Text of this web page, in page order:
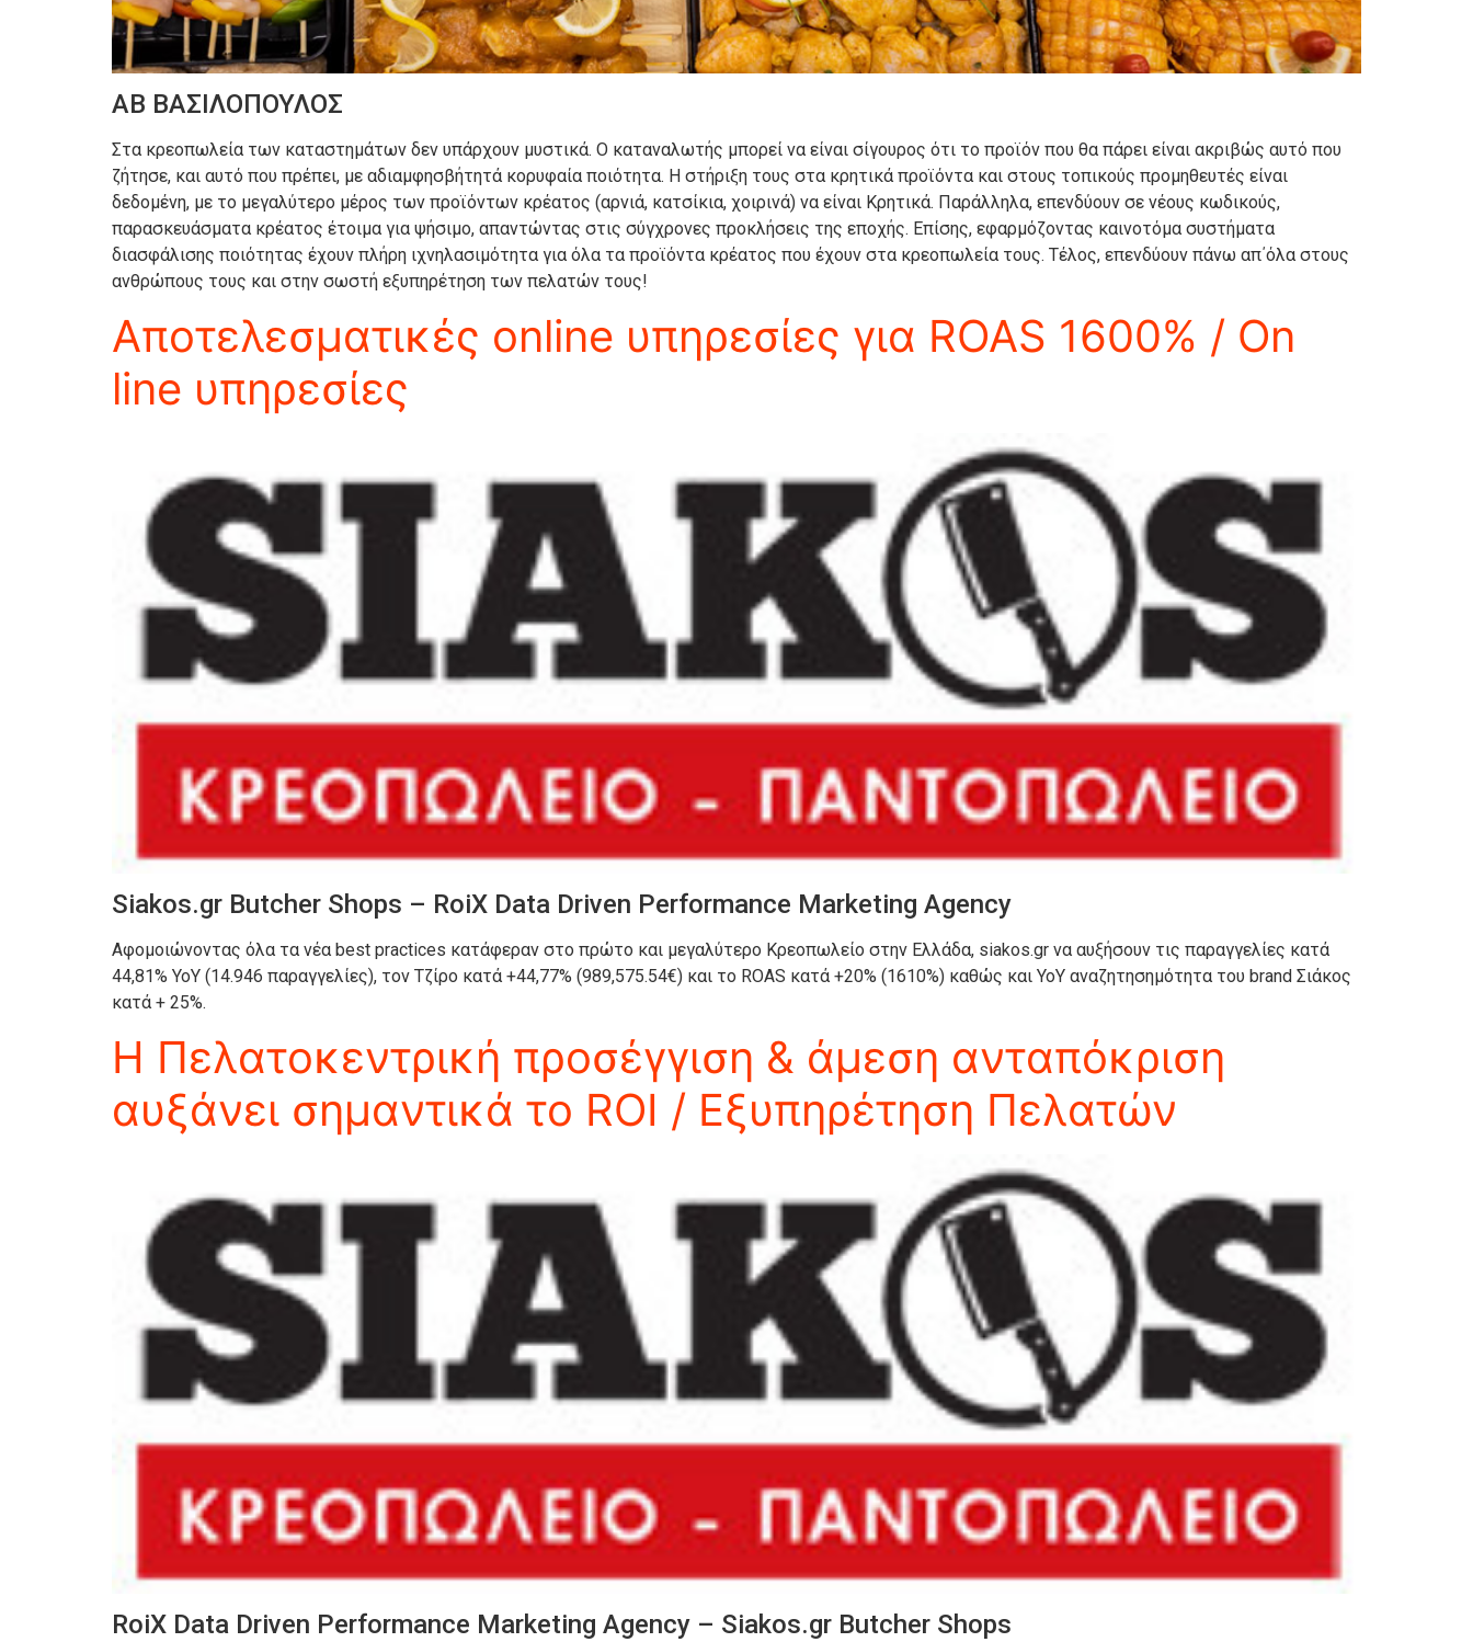
ΑΒ ΒΑΣΙΛΟΠΟΥΛΟΣ
Στα κρεοπωλεία των καταστημάτων δεν υπάρχουν μυστικά. Ο καταναλωτής μπορεί να είναι σίγουρος ότι το προϊόν που θα πάρει είναι ακριβώς αυτό που
ζήτησε, και αυτό που πρέπει, με αδιαμφησβήτητά κορυφαία ποιότητα. Η στήριξη τους στα κρητικά προϊόντα και στους τοπικούς προμηθευτές είναι
δεδομένη, με το μεγαλύτερο μέρος των προϊόντων κρέατος (αρνιά, κατσίκια, χοιρινά) να είναι Κρητικά. Παράλληλα, επενδύουν σε νέους κωδικούς,
παρασκευάσματα κρέατος έτοιμα για ψήσιμο, απαντώντας στις σύγχρονες προκλήσεις της εποχής. Επίσης, εφαρμόζοντας καινοτόμα συστήματα
διασφάλισης ποιότητας έχουν πλήρη ιχνηλασιμότητα για όλα τα προϊόντα κρέατος που έχουν στα κρεοπωλεία τους. Τέλος, επενδύουν πάνω απ΄όλα στους
ανθρώπους τους και στην σωστή εξυπηρέτηση των πελατών τους!
Αποτελεσματικές online υπηρεσίες για ROAS 1600% / On
line υπηρεσίες
Siakos.gr Butcher Shops – RoiX Data Driven Performance Marketing Agency
Αφομοιώνοντας όλα τα νέα best practices κατάφεραν στο πρώτο και μεγαλύτερο Κρεοπωλείο στην Ελλάδα, siakos.gr να αυξήσουν τις παραγγελίες κατά
44,81% YoY (14.946 παραγγελίες), τον Τζίρο κατά +44,77% (989,575.54€) και το ROAS κατά +20% (1610%) καθώς και YoY αναζητησημότητα του brand Σιάκος
κατά + 25%.
Η Πελατοκεντρική προσέγγιση & άμεση ανταπόκριση
αυξάνει σημαντικά το ROI / Εξυπηρέτηση Πελατών
RoiX Data Driven Performance Marketing Agency – Siakos.gr Butcher Shops